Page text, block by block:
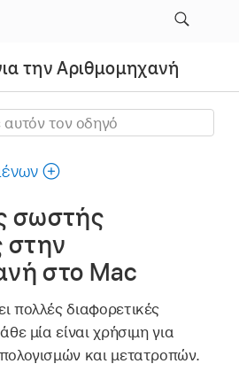
την Αριθμομηχανή
σωστής
στην
στο Mac
πολλές διαφορετικές
μία είναι χρήσιμη για
και μετατροπών.